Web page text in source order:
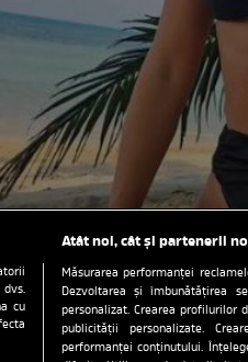
cu
Atât noi, cât și partenerii
Măsurarea performanței
Dezvoltarea și îmbunătățirea
personalizat. Crearea profilurilor
publicității personalizate.
performanței conținutului.